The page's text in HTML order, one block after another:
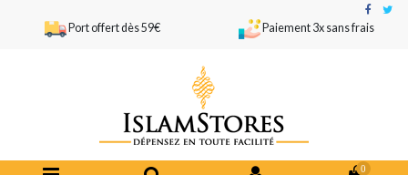
Port offert dès 59€ Paiement 3x sans frais
0